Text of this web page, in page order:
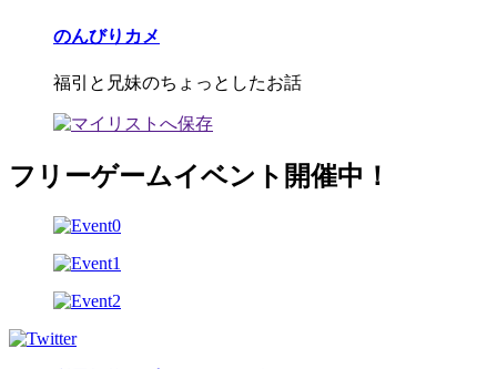
のんびりカメ
福引と兄妹のちょっとしたお話
フリーゲームイベント開催中！